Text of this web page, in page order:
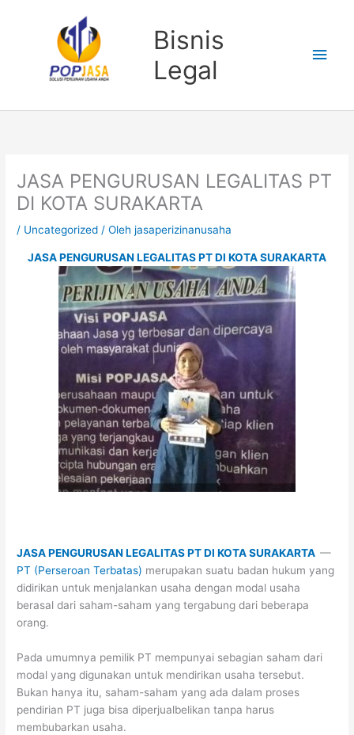
Bisnis
Legal
JASA PENGURUSAN LEGALITAS PT
DI KOTA SURAKARTA
/ Uncategorized / Olehjasaperizinanusaha
JASA PENGURUSAN LEGALITAS PT DI KOTA SURAKARTA
JASA PENGURUSAN LEGALITAS PT DI KOTA SURAKARTA—
PT (Perseroan Terbatas) merupakan suatu badan hukum yang
didirikan untuk menjalankan usaha dengan modal usaha
berasal dari saham-saham yang tergabung dari beberapa
orang.
Pada umumnya pemilik PT mempunyai sebagian saham dari
modal yang digunakan untuk mendirikan usaha tersebut.
Bukan hanya itu, saham-saham yang ada dalam proses
pendirian PT juga bisa diperjualbelikan tanpa harus
membubarkan usaha.